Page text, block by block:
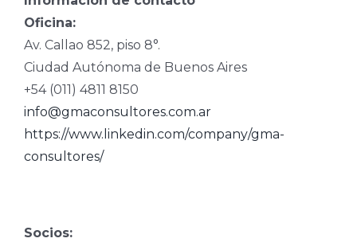
Oficina:
Av. Callao 852, piso 8°.
Ciudad Autónoma de Buenos Aires
+54 (011) 4811 8150
info@gmaconsultores.com.ar
https://www.linkedin.com/company/gma-
consultores/
Socios: